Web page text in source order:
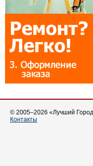
© 2005–2026 «Лучший
Контакты